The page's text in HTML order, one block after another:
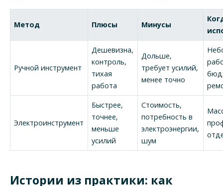
Метод Плюсы Минусы
Ручной инструмент
Дешевизна,
контроль,
тихая
работа
Дольше,
требует усилий,
менее точно
Электроинструмент
Быстрее,
точнее,
меньше
усилий
Стоимость,
потребность в
электроэнергии,
шум
Истории из практики: как